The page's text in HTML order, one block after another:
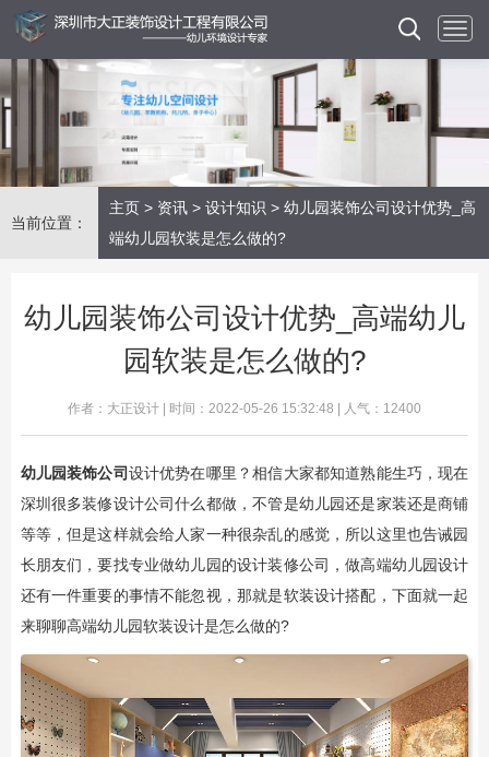
当前位置：
主页 > 资讯 > 设计知识 > 幼儿园装饰公司设计优势_高
端幼儿园软装是怎么做的?
幼儿园装饰公司设计优势_高端幼儿
园软装是怎么做的?
作者：大正设计 | 时间：2022-05-26 15:32:48 | 人气：12400
幼儿园装饰公司设计优势在哪里？相信大家都知道熟能生巧，现在
深圳很多装修设计公司什么都做，不管是幼儿园还是家装还是商铺
等等，但是这样就会给人家一种很杂乱的感觉，所以这里也告诫园
长朋友们，要找专业做幼儿园的设计装修公司，做高端幼儿园设计
还有一件重要的事情不能忽视，那就是软装设计搭配，下面就一起
来聊聊高端幼儿园软装设计是怎么做的?